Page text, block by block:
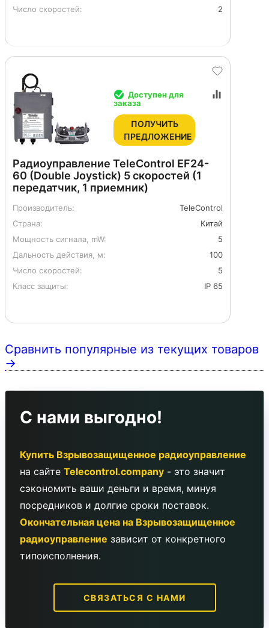
Число скоростей:
2
Радиоуправление TeleControl EF24-
60 (Double Joystick) 5 скоростей (1
передатчик, 1 приемник)
Производитель:
TeleControl
Страна:
Китай
Мощность сигнала, mW:
5
Дальность действия, м:
100
Число скоростей:
5
Класс защиты:
IP 65
Доступен для
заказа
ПОЛУЧИТЬ
ПРЕДЛОЖЕНИЕ
Сравнить популярные из текущих товаров
→
С нами выгодно!
Купить Взрывозащищенное радиоуправление
на сайте Telecontrol.company - это значит
сэкономить ваши деньги и время, минуя
посредников и долгие сроки поставок.
Окончательная цена на Взрывозащищенное
радиоуправление зависит от конкретного
типоисполнения.
СВЯЗАТЬСЯ С НАМИ